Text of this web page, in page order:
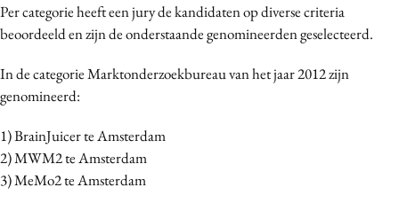
Digital transformation
Effectiviteit
Gedragsverandering
Influencer marketing
Interne communicatie
Martech
Per categorie heeft een jury de kandidaten op diverse criteria
beoordeeld en zijn de onderstaande genomineerden geselecteerd.
In de categorie Marktonderzoekbureau van het jaar 2012 zijn
genomineerd:
1) BrainJuicer te Amsterdam
2) MWM2 te Amsterdam
3) MeMo2 te Amsterdam